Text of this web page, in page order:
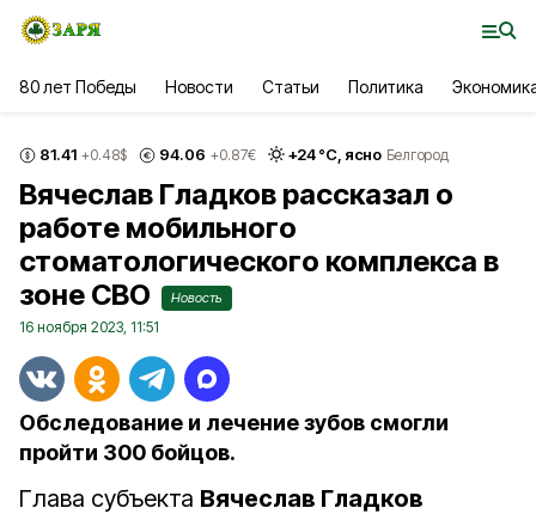
80 лет Победы Новости Статьи Политика
81.41 +0.48$ 94.06 +0.87€ +24°С, ясно Белгород
Вячеслав Гладков рассказал о
работе мобильного
стоматологического комплекса в
зоне СВО
Новость
16 ноября 2023, 11:51
Обследование и лечение зубов смогли
пройти 300 бойцов.
Глава субъекта Вячеслав Гладков